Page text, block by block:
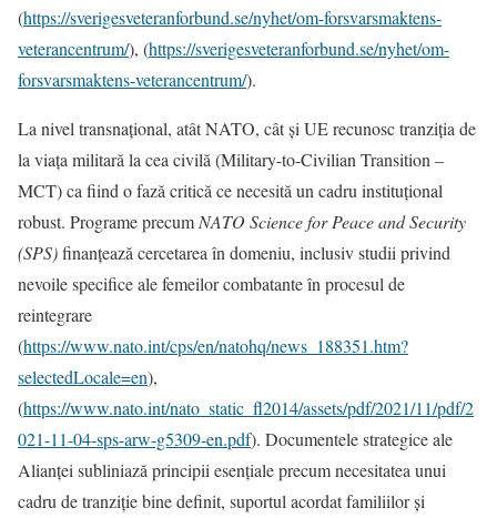
(https://sverigesveteranforbund.se/nyhet/om-forsvarsmaktens-
veterancentrum/), (https://sverigesveteranforbund.se/nyhet/om-
forsvarsmaktens-veterancentrum/).
La nivel transnațional, atât NATO, cât și UE recunosc tranziția de
la viața militară la cea civilă (Military-to-Civilian Transition –
MCT) ca fiind o fază critică ce necesită un cadru instituțional
robust. Programe precum NATO Science for Peace and Security
(SPS)finanțează cercetarea în domeniu, inclusiv studii privind
nevoile specifice ale femeilor combatante în procesul de
reintegrare
(https://www.nato.int/cps/en/natohq/news_188351.htm?
selectedLocale=en),
(https://www.nato.int/nato_static_fl2014/assets/pdf/2021/11/pdf/2
021-11-04-sps-arw-g5309-en.pdf). Documentele strategice ale
Alianței subliniază principii esențiale precum necesitatea unui
cadru de tranziție bine definit, suportul acordat familiilor și